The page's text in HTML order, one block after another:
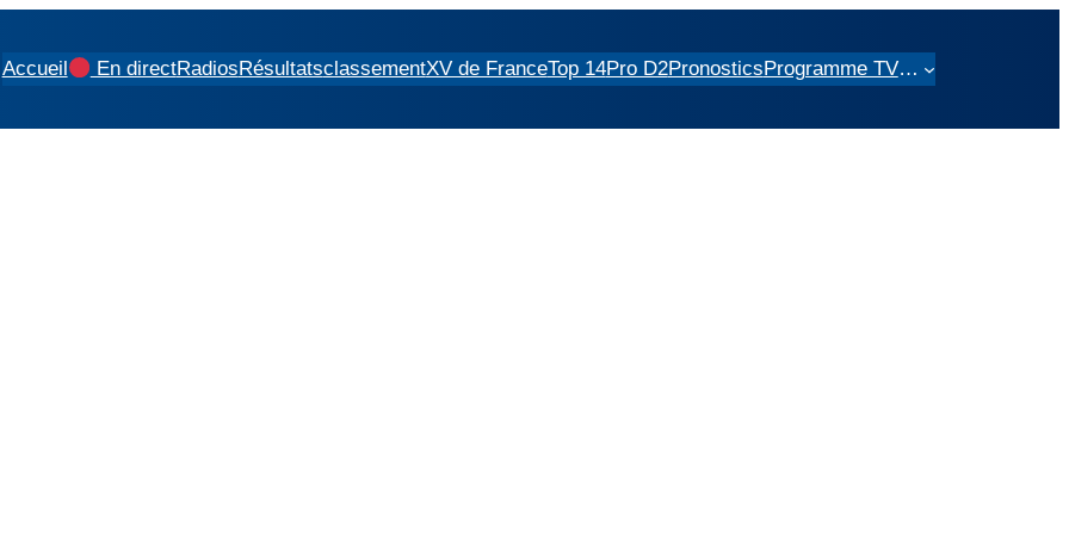
Accueil En directRadiosRésultatsclassementXV de FranceTop 14Pro D2PronosticsProgramme TV…